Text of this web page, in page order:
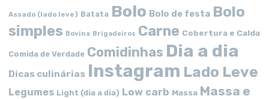
Assado (lado leve) Batata Bolo Bolo de festa Bolo
simples Bovina Brigadeiros Carne Cobertura e Calda
Comida de Verdade Comidinhas Dia a dia
Dicas culinárias Instagram Lado Leve
Legumes Light (dia a dia) Low carb Massa Massa e